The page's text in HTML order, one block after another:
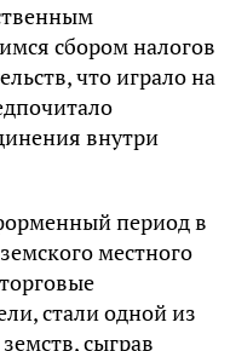
сбором налогов
что играло на
внутри
период в
местного
стали одной из
сыграв